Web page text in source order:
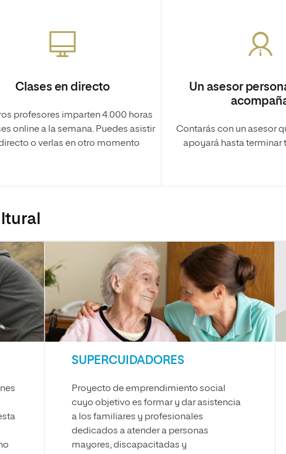
Clases en directo
profesores imparten 4.000 horas
online a la semana. Puedes asistir
o verlas en otro momento
Un asesor
Contarás con un asesor
apoyará hasta terminar
SUPERCUIDADORES
Proyecto de emprendimiento social
cuyo objetivo es formar y dar asistencia
a los familiares y profesionales
dedicados a atender a personas
mayores, discapacitadas y